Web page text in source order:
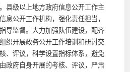
级以上地方政府信息公开工作主
息公开工作机构，强化责任担当，
导监督。大力加强队伍建设，配齐
织开展政务公开工作培训和研讨交
、评议，科学设置指标体系，避免
政府自身开展的考核、评议，严肃